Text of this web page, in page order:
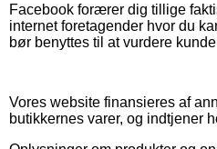
Facebook forærer dig tillige
internet foretagender hvor du
bør benyttes til at vurdere
Vores website finansieres af
butikkernes varer, og indtjener